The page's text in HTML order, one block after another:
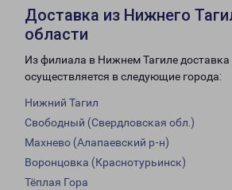
Доставка из Нижнего
области
Из филиала в Нижнем Тагиле доставка
осуществляется в следующие города:
Нижний Тагил
Свободный (Свердловская обл.)
Махнево (Алапаевский р-н)
Воронцовка (Краснотурьинск)
Тёплая Гора